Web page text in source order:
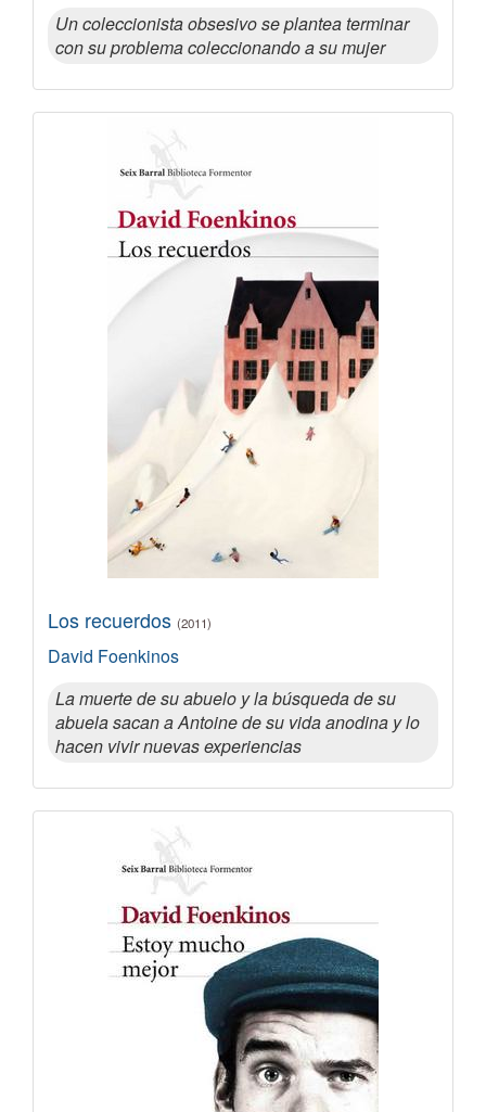
Un coleccionista obsesivo se plantea terminar
con su problema coleccionando a su mujer
Los recuerdos (2011)
David Foenkinos
La muerte de su abuelo y la búsqueda de su
abuela sacan a Antoine de su vida anodina y lo
hacen vivir nuevas experiencias